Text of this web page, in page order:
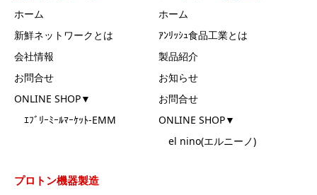
ホーム
新鮮ネットワークとは
会社情報
お問合せ
ONLINE SHOP▼
ｴﾌﾞﾘｰﾐｰﾙﾏｰｹｯﾄ-EMM
ホーム
ｱﾝﾘｯｼｭ食品工業とは
製品紹介
お知らせ
お問合せ
ONLINE SHOP▼
el nino(エルニーノ)
プロトン機器製造